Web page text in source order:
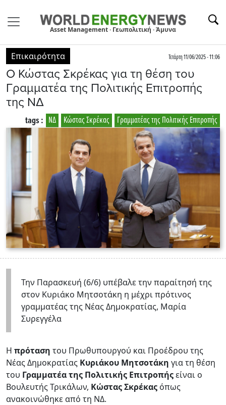
Asset Management · Γεωπολιτική · Άμυνα
Επικαιρότητα Τετάρτη 11/06/2025 - 11:06
Ο Κώστας Σκρέκας για τη θέση του
Γραμματέα της Πολιτικής Επιτροπής
της ΝΔ
Γραμματέας της Πολιτικής Επιτροπής
Κώστας Σκρέκας
ΝΔ
tags :
Την Παρασκευή (6/6) υπέβαλε την παραίτησή της
στον Κυριάκο Μητσοτάκη η μέχρι πρότινος
γραμματέας της Νέας Δημοκρατίας, Μαρία
Συρεγγέλα
Η πρόταση του Πρωθυπουργού και Προέδρου της
Νέας Δημοκρατίας Κυριάκου Μητσοτάκη για τη θέση
του Γραμματέα της Πολιτικής Επιτροπήςείναι ο
Βουλευτής Τρικάλων, Κώστας Σκρέκας όπως
ανακοινώθηκε από τη ΝΔ.